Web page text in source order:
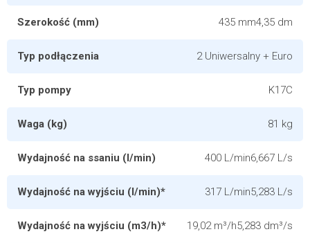
Szerokość (mm) 435 mm4,35 dm
Typ podłączenia 2 Uniwersalny + Euro
Typ pompy K17C
Waga (kg) 81 kg
Wydajność na ssaniu (l/min) 400 L/min6,667 L/s
Wydajność na wyjściu (l/min)* 317 L/min5,283 L/s
Wydajność na wyjściu (m3/h)* 19,02 m³/h5,283 dm³/s